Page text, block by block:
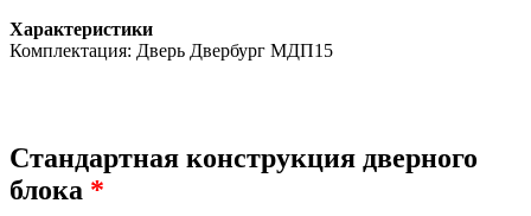
Характеристики
Комплектация: Дверь Двербург МДП15
Стандартная конструкция дверного
блока *